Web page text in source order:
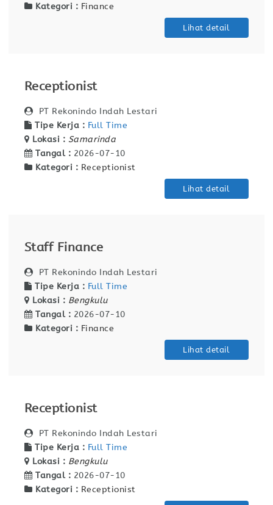
Kategori : Finance
Lihat detail
Receptionist
PT Rekonindo Indah Lestari
Tipe Kerja : Full Time
Lokasi : Samarinda
Tangal : 2026-07-10
Kategori : Receptionist
Lihat detail
Staff Finance
PT Rekonindo Indah Lestari
Tipe Kerja : Full Time
Lokasi : Bengkulu
Tangal : 2026-07-10
Kategori : Finance
Lihat detail
Receptionist
PT Rekonindo Indah Lestari
Tipe Kerja : Full Time
Lokasi : Bengkulu
Tangal : 2026-07-10
Kategori : Receptionist